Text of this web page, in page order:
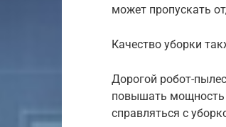
может пропускать
Качество уборки
Дорогой робот-
повышать мощность
справляться с